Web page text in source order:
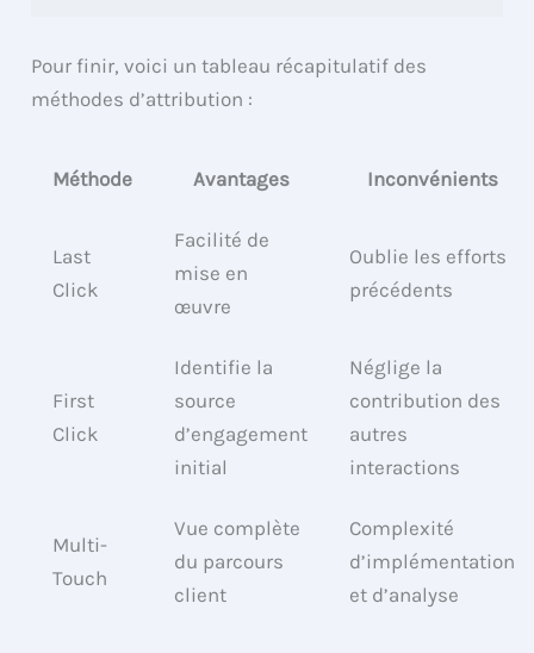
Pour finir, voici un tableau récapitulatif des
méthodes d’attribution :
Méthode Avantages Inconvénients
Last
Click
Facilité de
mise en
œuvre
Oublie les efforts
précédents
First
Click
Identifie la
source
d’engagement
initial
Néglige la
contribution des
autres
interactions
Multi-
Touch
Vue complète
du parcours
client
Complexité
d’implémentation
et d’analyse